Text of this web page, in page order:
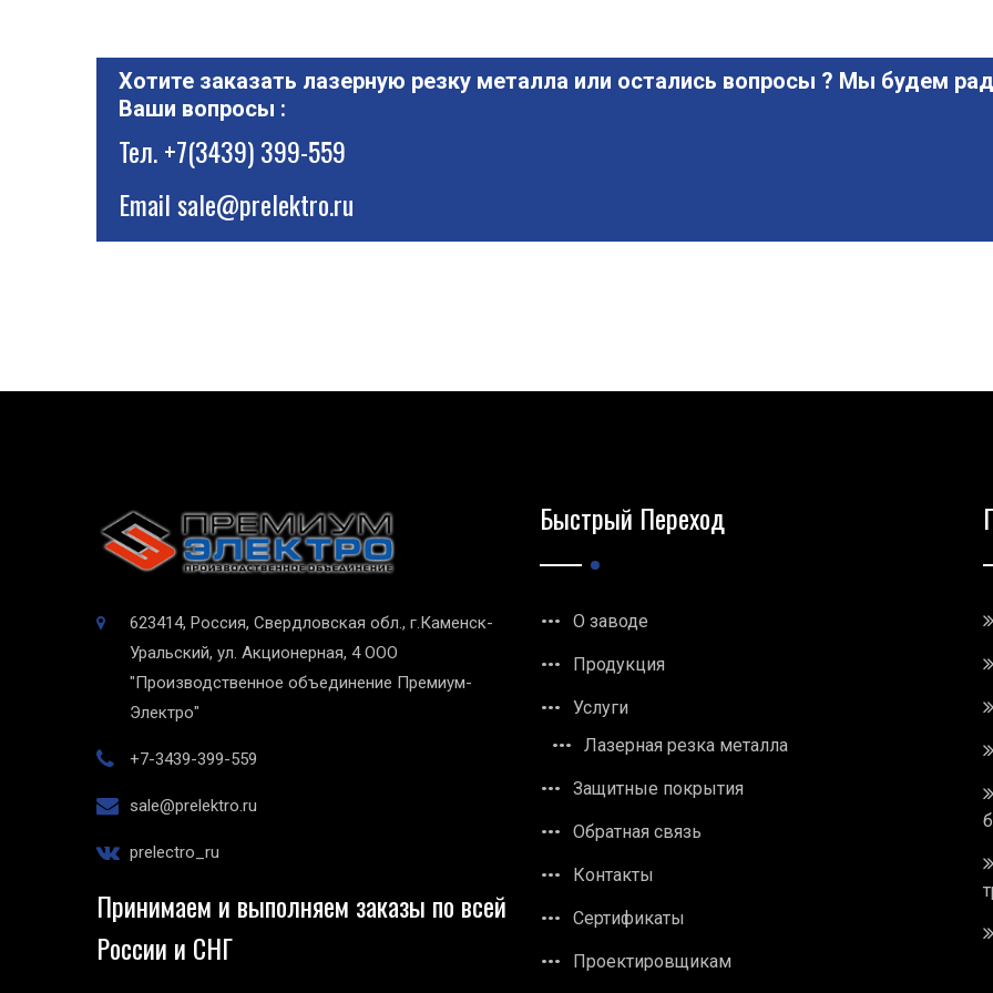
Хотите заказать лазерную резку металла или остались вопросы ? Мы будем
Ваши вопросы :
Тел.+7(3439) 399-559
Emailsale@prelektro.ru
623414, Россия, Свердловская обл., г.Каменск-
Уральский, ул. Акционерная, 4 ООО
"Производственное объединение Премиум-
Электро"
+7-3439-399-559
sale@prelektro.ru
prelectro_ru
Принимаем и выполняем заказы по всей
России и СНГ
Быстрый Переход
О заводе
Продукция
Услуги
Лазерная резка металла
Защитные покрытия
Обратная связь
Контакты
Сертификаты
Проектировщикам